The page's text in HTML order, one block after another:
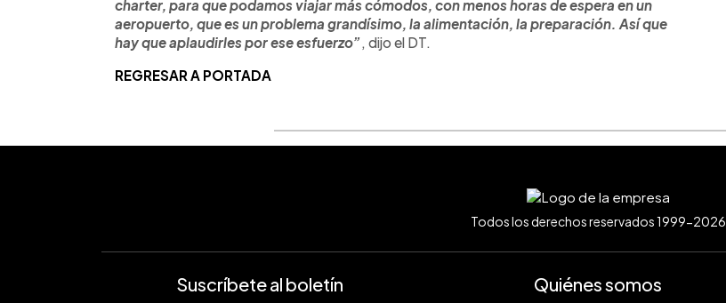
charter, para que podamos viajar más cómodos, con menos horas de espera en un
aeropuerto, que es un problema grandísimo, la alimentación, la preparación. Así que
hay que aplaudirles por ese esfuerzo”, dijo el DT.
REGRESAR A PORTADA
Todos los derechos reservados 1999-2026
Suscríbete al boletín Quiénes somos